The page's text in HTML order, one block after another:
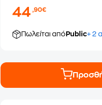
44,90€
Πωλείται από Public+ 2